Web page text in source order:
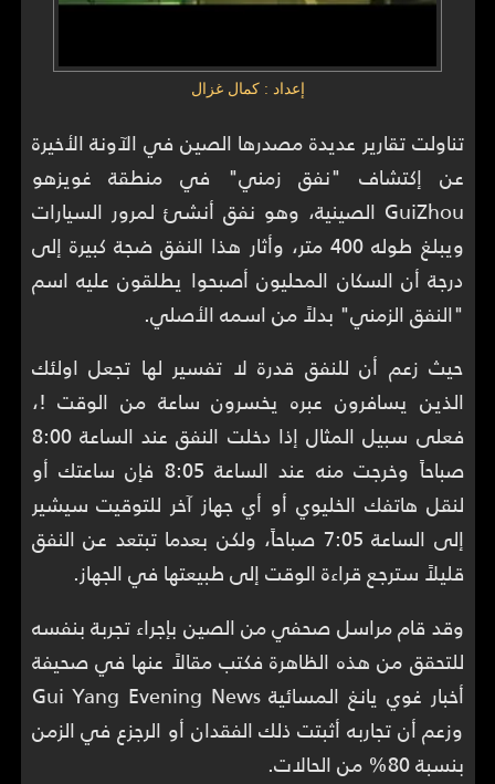
إعداد : كمال غزال
تناولت تقارير عديدة مصدرها الصين في الآونة الأخيرة
عن إكتشاف "نفق زمني" في منطقة غويزهو
GuiZhou الصينية، وهو نفق أنشئ لمرور السيارات
ويبلغ طوله 400 متر، وأثار هذا النفق ضجة كبيرة إلى
درجة أن السكان المحليون أصبحوا يطلقون عليه اسم
"النفق الزمني" بدلاً من اسمه الأصلي.
حيث زعم أن للنفق قدرة لا تفسير لها تجعل اولئك
الذين يسافرون عبره يخسرون ساعة من الوقت !،
فعلى سبيل المثال إذا دخلت النفق عند الساعة 8:00
صباحاً وخرجت منه عند الساعة 8:05 فإن ساعتك أو
لنقل هاتفك الخليوي أو أي جهاز آخر للتوقيت سيشير
إلى الساعة 7:05 صباحاً، ولكن بعدما تبتعد عن النفق
قليلاً سترجع قراءة الوقت إلى طبيعتها في الجهاز.
وقد قام مراسل صحفي من الصين بإجراء تجربة بنفسه
للتحقق من هذه الظاهرة فكتب مقالاً عنها في صحيفة
أخبار غوي يانغ المسائية Gui Yang Evening News
وزعم أن تجاربه أثبتت ذلك الفقدان أو الرجزع في الزمن
بنسبة 80% من الحالات.